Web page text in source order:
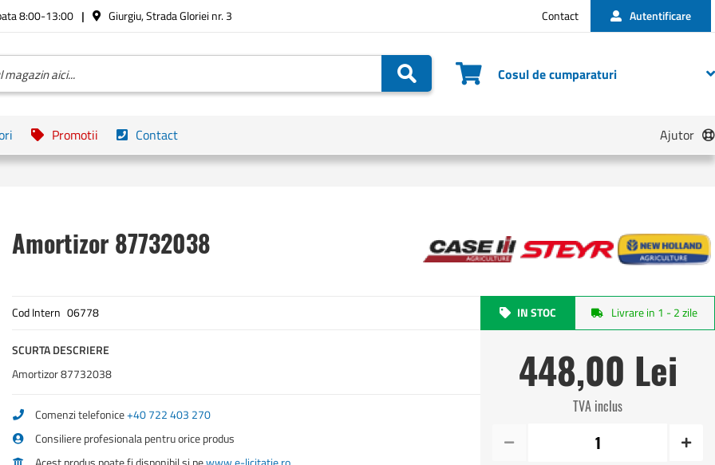
8:00-13:00 Giurgiu, Strada Gloriei nr. 3 Contact Autentificare
Cosul de cumparaturi
Cautare
Promotii Contact Ajutor
Amortizor 87732038
Cod Intern 06778
SCURTA DESCRIERE
Amortizor 87732038
Comenzi telefonice+40 722 403 270
Consiliere profesionala pentru orice produs
IN STOC Livrare in 1 - 2 zile
448,00 Lei
TVA inclus